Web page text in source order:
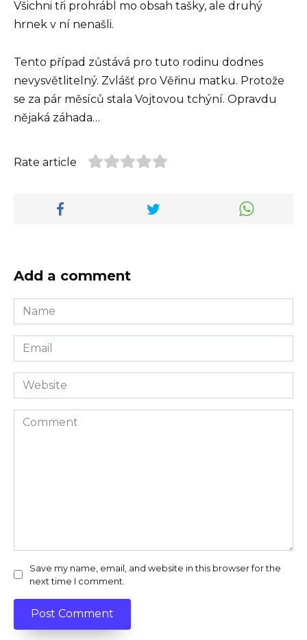
Všichni tři prohrábl mo obsah tašky, ale druhý
hrnek v ní nenašli.
Tento případ zůstává pro tuto rodinu dodnes
nevysvětlitelný. Zvlášť pro Věřinu matku. Protože
se za pár měsíců stala Vojtovou tchýní. Opravdu
nějaká záhada…
Rate article
Add a comment
Name
*
Email
*
Website
Comment
Save my name, email, and website in this browser for the
next time I comment.